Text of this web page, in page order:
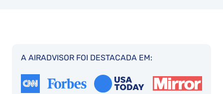
A AIRADVISOR FOI DESTACADA EM: